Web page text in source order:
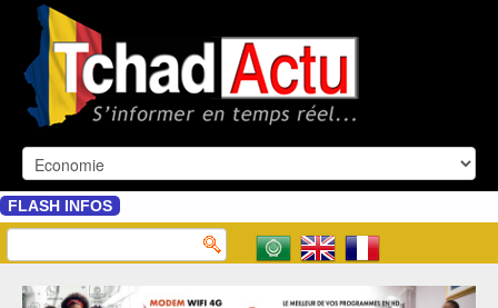
FLASH INFOS